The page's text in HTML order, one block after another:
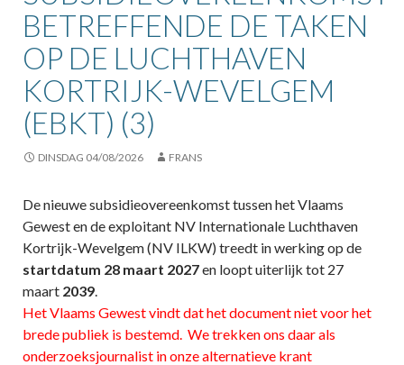
BETREFFENDE DE TAKEN
OP DE LUCHTHAVEN
KORTRIJK-WEVELGEM
(EBKT) (3)
DINSDAG 04/08/2026 FRANS
De nieuwe subsidieovereenkomst tussen het Vlaams
Gewest en de exploitant NV Internationale Luchthaven
Kortrijk-Wevelgem (NV ILKW) treedt in werking op de
startdatum 28 maart 2027en loopt uiterlijk tot 27
maart 2039.
Het Vlaams Gewest vindt dat het document niet voor het
brede publiek is bestemd. We trekken ons daar als
onderzoeksjournalist in onze alternatieve krant